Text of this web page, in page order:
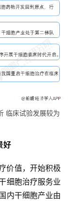
临床试验发展较为
好
价值，开始积极
细胞治疗服务业
内干细胞产业由